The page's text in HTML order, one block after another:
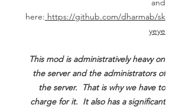
and
here: https://github.com/dharmab/sk
yeye
This mod is administratively heavy on
the server and the administrators of
the server. That is why we have to
charge for it. It also has a significant